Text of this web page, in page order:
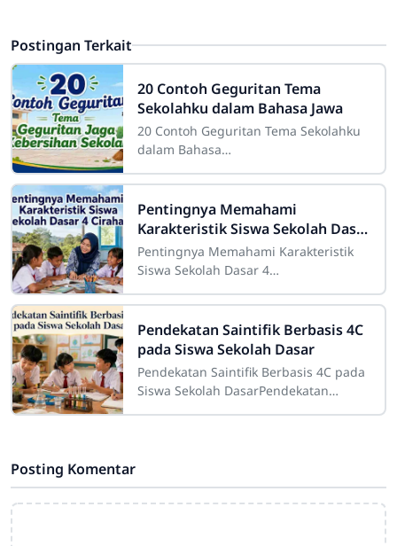
Postingan Terkait
20 Contoh Geguritan Tema
Sekolahku dalam Bahasa Jawa
20 Contoh Geguritan Tema Sekolahku
dalam Bahasa
adalah salah satu bentuk sastra lisan
dalam budaya Jawa yang dikenal
Pentingnya Memahami
Karakteristik Siswa Sekolah Dasar
4 Cirahab
Pentingnya Memahami Karakteristik
Siswa Sekolah Dasar 4
merupakan salah satu bagian penting
dalam pelaksanaan
Pendekatan Saintifik Berbasis 4C
pada Siswa Sekolah Dasar
Pendekatan Saintifik Berbasis 4C pada
Siswa Sekolah DasarPendekatan
Posting Komentar